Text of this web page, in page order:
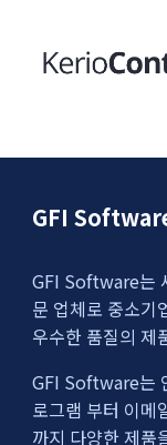
GFI
GFI Software는
문 업체로 중소기
우수한 품질의 제
GFI Software는
로그램 부터 이메
까지 다양한 제품